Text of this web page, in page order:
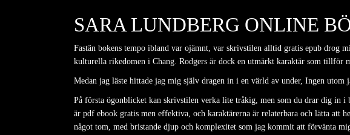
SARA LUNDBERG ONLINE
Fastän bokens tempo ibland var ojämnt, var skrivstilen alltid gratis epub drog
kulturella rikedomen i Chang. Rodgers är dock en utmärkt karaktär som tillför
Medan jag läste hittade jag mig själv dragen in i en värld av under, Ingen
På första ögonblicket kan skrivstilen verka lite tråkig, men som du drar dig in i
är pdf ebook gratis men effektiva, och karaktärerna är relaterbara och lätta att
något tom, med bristande djup och komplexitet som jag kommit att förvänta